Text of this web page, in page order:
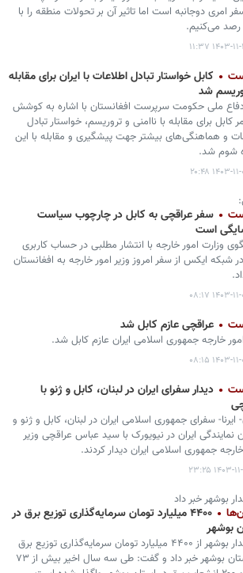
امری دوجانبه است اما تاثیر آن بر تحولات منطقه را با
می‌کنیم.
۱۱-۱۵ ۱۱:۳۷
کابل خواستار تبادل اطلاعات با ایران برای مقابله
شد
دفاع ملی حکومت سرپرست افغانستان با اشاره به کوشش
کابل برای مقابله با ناامنی و تروریسم، خواستار تبادل
و هماهنگی‌های بیشتر جهت پیشگیری و مقابله با این
شوم شد.
۱۱-۰۷ ۲۰:۴۸
سفر عراقچی به کابل در چارچوب سیاست
است
وزارت امور خارجه با انتشار مطلبی در حساب کاربری
شبکه ایکس از سفر امروز وزیر امور خارجه به افغانستان
۱۱-۰۷ ۰۸:۱۷
عراقچی عازم کابل شد
خارجه جمهوری اسلامی ایران عازم کابل شد.
۱۱-۰۷ ۰۸:۱۵
دیدار سفرای ایران در لبنان، کابل و ژنو با
ایرنا- سفرای جمهوری اسلامی ایران در لبنان، کابل و ژنو و
نمایندگی ایران در نیویورک با سید عباس عراقچی وزیر
جمهوری اسلامی ایران دیدار کردند.
۱۱-۰۱ ۲۳:۲۵
بوشهر خبر داد
۴۴۰۰ میلیارد تومان سرمایه‌گذاری توزیع برق در
بوشهر
استاندار بوشهر از ۴۴۰۰ میلیارد تومان سرمایه‌گذاری توزیع برق
در استان بوشهر خبر داد و گفت: طی سه سال اخیر بیش از ۷۳